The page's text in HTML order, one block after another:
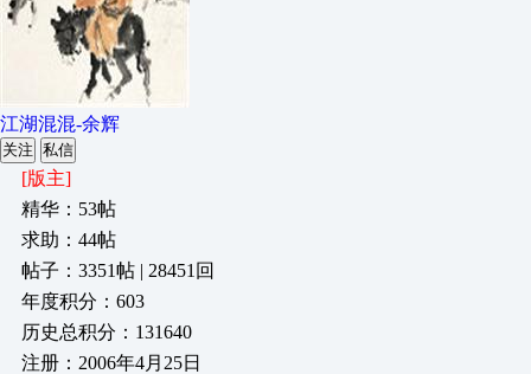
江湖混混-余辉
关注 私信
[版主]
精华：53帖
求助：44帖
帖子：3351帖 | 28451回
年度积分：603
历史总积分：131640
注册：2006年4月25日